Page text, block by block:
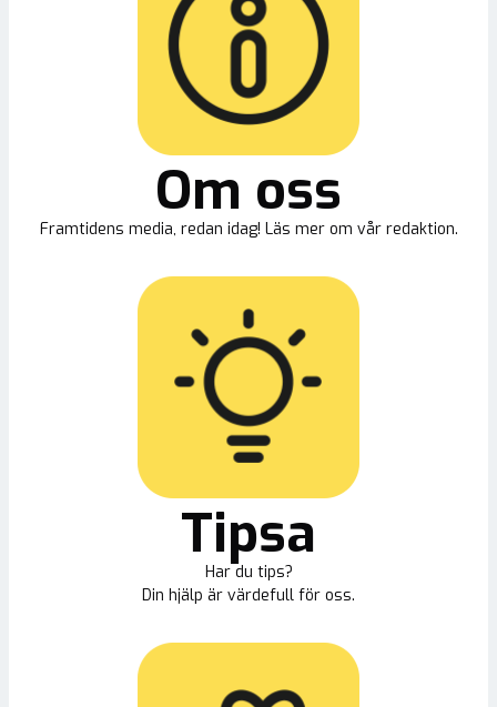
Om oss
Framtidens media, redan idag! Läs mer om vår redaktion.
Tipsa
Har du tips?
Din hjälp är värdefull för oss.